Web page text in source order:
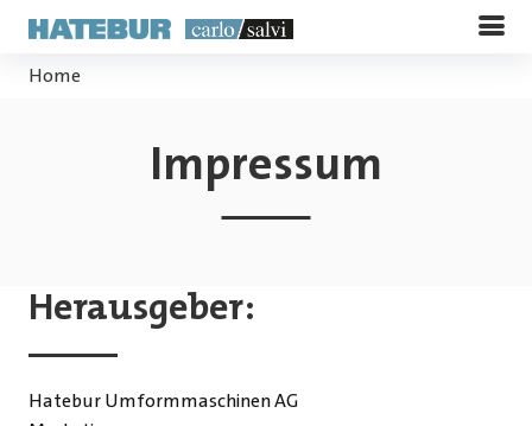
Home
Impressum
Herausgeber:
Hatebur Umformmaschinen AG